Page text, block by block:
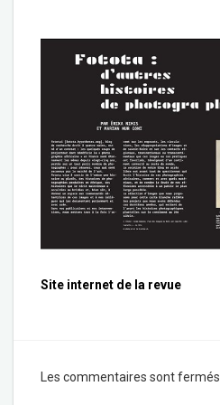
Site internet de la revue
Les commentaires sont fermés